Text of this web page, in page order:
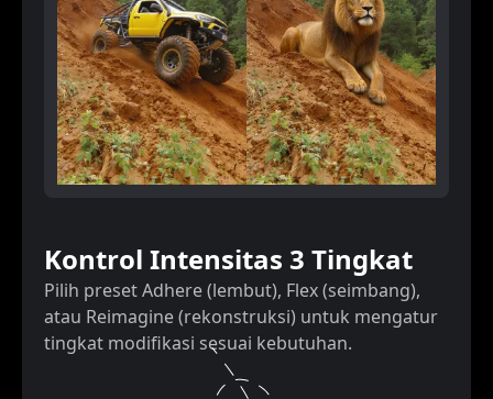
Kontrol Intensitas 3 Tingkat
Pilih preset Adhere (lembut), Flex (seimbang),
atau Reimagine (rekonstruksi) untuk mengatur
tingkat modifikasi sesuai kebutuhan.